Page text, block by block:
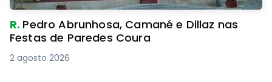
R. Pedro Abrunhosa, Camané e Dillaz nas
Festas de Paredes Coura
2 agosto 2026